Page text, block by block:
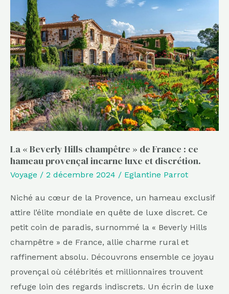
La « Beverly Hills champêtre » de France : ce
hameau provençal incarne luxe et discrétion.
Voyage / 2 décembre 2024 / Eglantine Parrot
Niché au cœur de la Provence, un hameau exclusif
attire l’élite mondiale en quête de luxe discret. Ce
petit coin de paradis, surnommé la « Beverly Hills
champêtre » de France, allie charme rural et
raffinement absolu. Découvrons ensemble ce joyau
provençal où célébrités et millionnaires trouvent
refuge loin des regards indiscrets. Un écrin de luxe
« Beverly
Hills
champêtre »
de
France
:
ce
hameau
provençal
incarne
luxe
et